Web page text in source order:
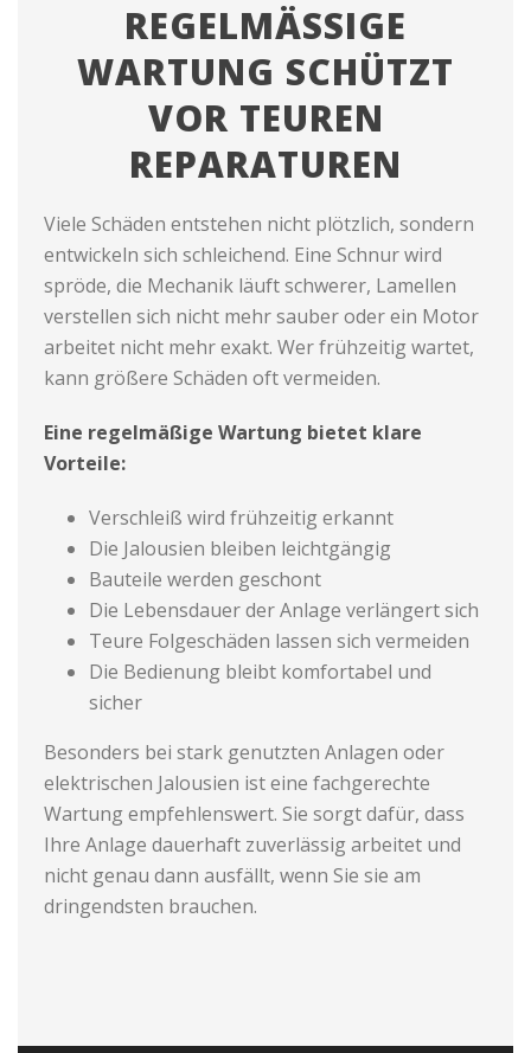
REGELMÄSSIGE W
ARTUNG SCHÜTZT V
OR TEUREN R
EPARATUREN
Viele Schäden entstehen nicht plötzlich, sondern
entwickeln sich schleichend. Eine Schnur wird
spröde, die Mechanik läuft schwerer, Lamellen
verstellen sich nicht mehr sauber oder ein Motor
arbeitet nicht mehr exakt. Wer frühzeitig wartet,
kann größere Schäden oft vermeiden.
Eine regelmäßige Wartung bietet klare
Vorteile:
Verschleiß wird frühzeitig erkannt
Die Jalousien bleiben leichtgängig
Bauteile werden geschont
Die Lebensdauer der Anlage verlängert sich
Teure Folgeschäden lassen sich vermeiden
Die Bedienung bleibt komfortabel und
sicher
Besonders bei stark genutzten Anlagen oder
elektrischen Jalousien ist eine fachgerechte
Wartung empfehlenswert. Sie sorgt dafür, dass
Ihre Anlage dauerhaft zuverlässig arbeitet und
nicht genau dann ausfällt, wenn Sie sie am
dringendsten brauchen.